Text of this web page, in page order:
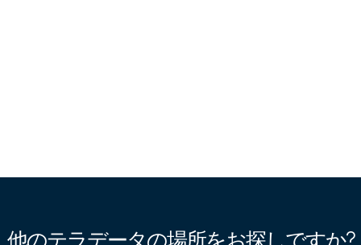
他のテラデータの場所をお探しですか?